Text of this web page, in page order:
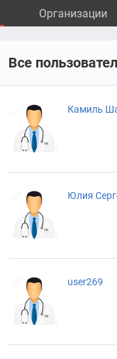
Организации
Все
Камиль
Юлия
user269